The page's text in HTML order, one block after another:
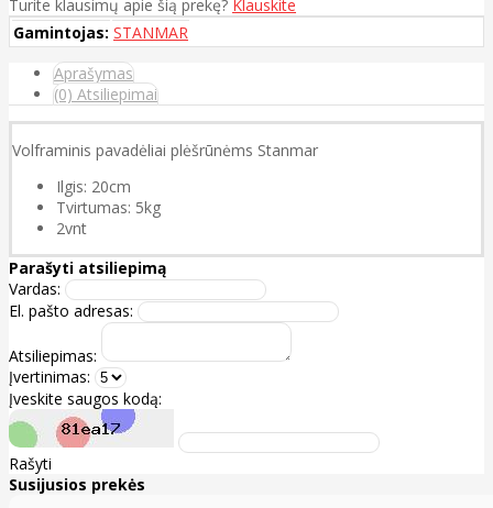
Turite klausimų apie šią prekę? Klauskite
Gamintojas: STANMAR
Aprašymas
(0) Atsiliepimai
Volframinis pavadėliai plėšrūnėms Stanmar
Ilgis: 20cm
Tvirtumas: 5kg
2vnt
Parašyti atsiliepimą
Vardas:
El. pašto adresas:
Atsiliepimas:
Įvertinimas:
Įveskite saugos kodą:
Rašyti
Susijusios prekės